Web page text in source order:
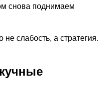
снова поднимаем
не слабость, а стратегия.